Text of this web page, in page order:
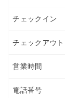
チェックイン
チェックアウト
営業時間
電話番号